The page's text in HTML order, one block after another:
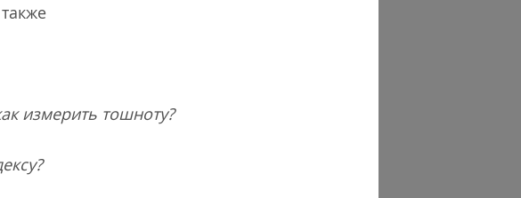
измерить тошноту?